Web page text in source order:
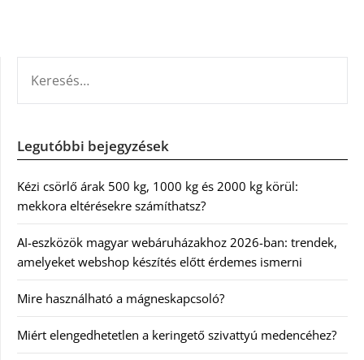
Legutóbbi bejegyzések
Kézi csörlő árak 500 kg, 1000 kg és 2000 kg körül:
mekkora eltérésekre számíthatsz?
AI-eszközök magyar webáruházakhoz 2026-ban: trendek,
amelyeket webshop készítés előtt érdemes ismerni
Mire használható a mágneskapcsoló?
Miért elengedhetetlen a keringető szivattyú medencéhez?